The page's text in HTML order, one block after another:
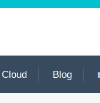
Blog